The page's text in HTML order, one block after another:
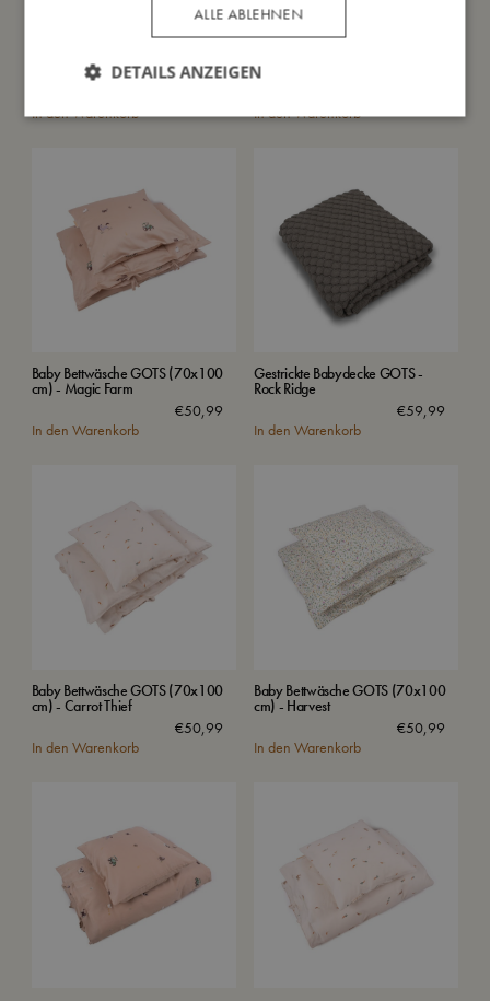
(100x140 cm) - Rainbow Reef
In den Warenkorb
Ivory Cream
In den Warenkorb
Baby Bettwäsche GOTS (70x100
cm) - Magic Farm
€50,99
In den Warenkorb
Gestrickte Babydecke GOTS -
Rock Ridge
€59,99
In den Warenkorb
Baby Bettwäsche GOTS (70x100
cm) - Carrot Thief
€50,99
In den Warenkorb
Baby Bettwäsche GOTS (70x100
cm) - Harvest
€50,99
In den Warenkorb
ALLE ABLEHNEN
DETAILS ANZEIGEN